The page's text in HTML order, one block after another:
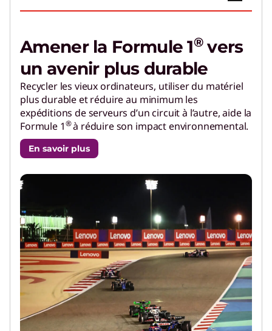
Amener la Formule 1®vers
un avenir plus durable
Recycler les vieux ordinateurs, utiliser du matériel
plus durable et réduire au minimum les
expéditions de serveurs d’un circuit à l’autre, aide la
Formule 1®à réduire son impact environnemental.
En savoir plus